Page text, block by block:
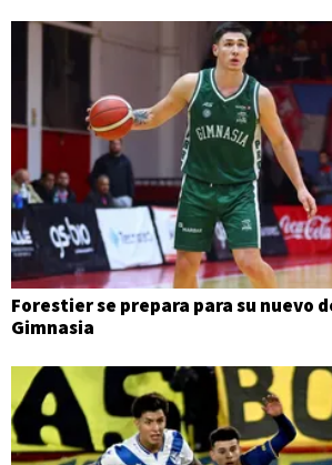
Forestier se prepara para su nuevo
Gimnasia